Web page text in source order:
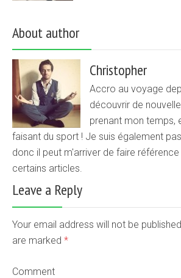
About author
Christopher
Accro au voyage
découvrir de
prenant mon temps,
faisant du sport ! Je suis également
donc il peut m'arriver de faire
certains articles.
Leave a Reply
Your email address will not be
are marked *
Comment